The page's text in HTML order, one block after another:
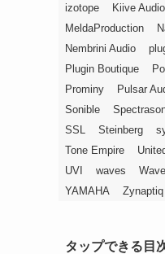
izotope
Kiive Audio
MeldaProduction
Nembrini Audio
Plugin Boutique
Prominy
Pulsar
Sonible
SSL
Steinberg
Tone Empire
UVI
waves
YAMAHA
Zynaptiq
タップできる目